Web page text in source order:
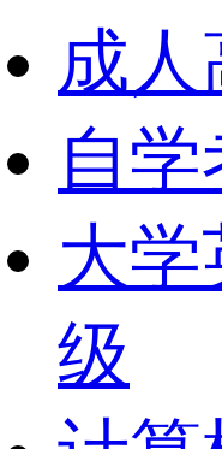
成人
自
大
级